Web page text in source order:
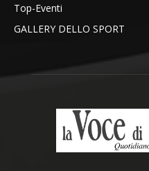
Top-Eventi
GALLERY DELLO SPORT